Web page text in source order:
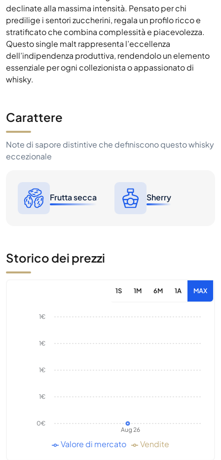
declinate alla massima intensità. Pensato per chi
predilige i sentori zuccherini, regala un profilo ricco e
stratificato che combina complessità e piacevolezza.
Questo single malt rappresenta l’eccellenza
dell’indipendenza produttiva, rendendolo un elemento
essenziale per ogni collezionista o appassionato di
whisky.
Carattere
Note di sapore distintive che definiscono questo whisky
eccezionale
Frutta secca Sherry
Storico dei prezzi
1S 1M 6M 1A MAX
Aug 26
0€
1€
1€
1€
1€
Valore di mercato Vendite